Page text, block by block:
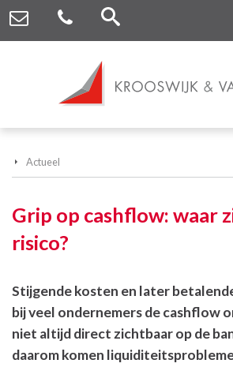
Actueel
Grip op cashflow: waar
risico?
Stijgende kosten en later
bij veel ondernemers de cashflow
niet altijd direct zichtbaar op de
daarom komen